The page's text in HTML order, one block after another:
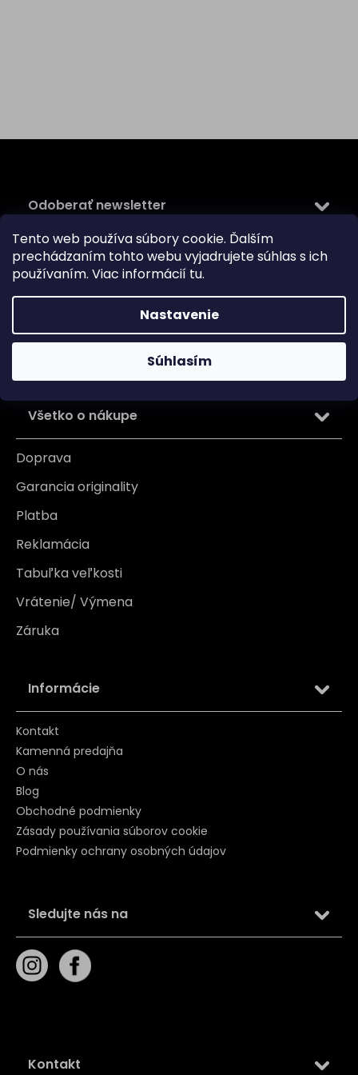
Tento web používa súbory cookie. Ďalším
prechádzaním tohto webu vyjadrujete súhlas s ich
používaním. Viac informácií tu.
Nastavenie
Súhlasím
t
Odoberať newsletter
Vložte svoj e-mail a my Vám budeme zasielať informácie
o nových produktoch na našom e-shope.
Email
Vložením e-mailu súhlasíte spodmienkami ochrany
osobných údajov
Všetko o nákupe
Doprava
Garancia originality
Platba
Reklamácia
Tabuľka veľkosti
Vrátenie/ Výmena
Záruka
Informácie
Kontakt
Kamenná predajňa
O nás
Blog
Obchodné podmienky
Zásady používania súborov cookie
Podmienky ochrany osobných údajov
Sledujte nás na
Kontakt